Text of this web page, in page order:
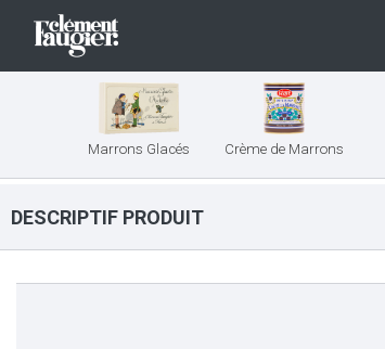
Marrons Glacés Crème de Marrons
DESCRIPTIF PRODUIT